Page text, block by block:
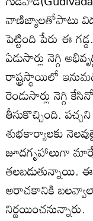
వాణిజ్యాలతోపాటు
పెట్టింది పేరు ఈ
ఏడుసార్లు నెగ్గి
రాష్ట్రస్థాయిలో
రెండుసార్లు నెగ్గి
తీసుకొచ్చింది.
శుభకార్యాలకు
జూదగృహాలుగా
తలబడుతున్నాయి.
అరాచకానికి
నిర్ణయించనున్నారు.